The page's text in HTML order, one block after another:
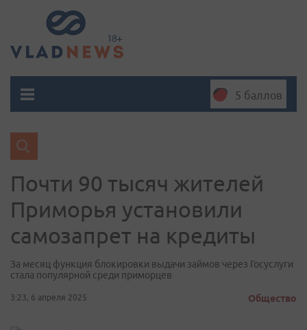
5 баллов
Почти 90 тысяч жителей
Приморья установили
самозапрет на кредиты
За месяц функция блокировки выдачи займов через Госуслуги
стала популярной среди приморцев
3:23, 6 апреля 2025 Общество